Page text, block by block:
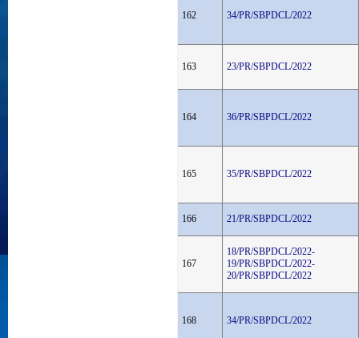
162 34/PR/SBPDCL/2022
163 23/PR/SBPDCL/2022
164 36/PR/SBPDCL/2022
165 35/PR/SBPDCL/2022
166 21/PR/SBPDCL/2022
167
18/PR/SBPDCL/2022-
19/PR/SBPDCL/2022-
20/PR/SBPDCL/2022
168 34/PR/SBPDCL/2022